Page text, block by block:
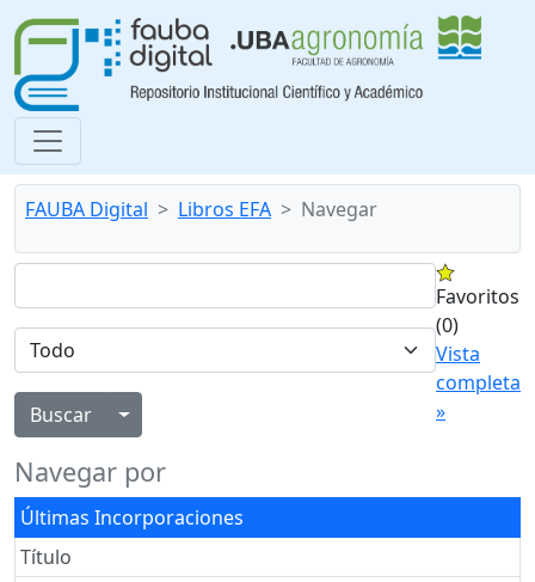
FAUBA Digital Libros EFA Navegar
Alternar menú desplegable
Favoritos
(0)
Vista
completa
»
Navegar por
Últimas Incorporaciones
Título